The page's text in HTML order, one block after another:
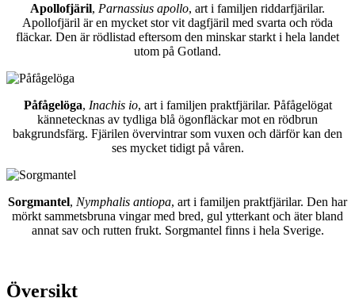
Apollofjäril, Parnassius apollo, art i familjen riddarfjärilar.
Apollofjäril är en mycket stor vit dagfjäril med svarta och röda
fläckar. Den är rödlistad eftersom den minskar starkt i hela landet
utom på Gotland.
Påfågelöga, Inachis io, art i familjen praktfjärilar. Påfågelögat
kännetecknas av tydliga blå ögonfläckar mot en rödbrun
bakgrundsfärg. Fjärilen övervintrar som vuxen och därför kan den
ses mycket tidigt på våren.
Sorgmantel, Nymphalis antiopa, art i familjen praktfjärilar. Den har
mörkt sammetsbruna vingar med bred, gul ytterkant och äter bland
annat sav och rutten frukt. Sorgmantel finns i hela Sverige.
Översikt